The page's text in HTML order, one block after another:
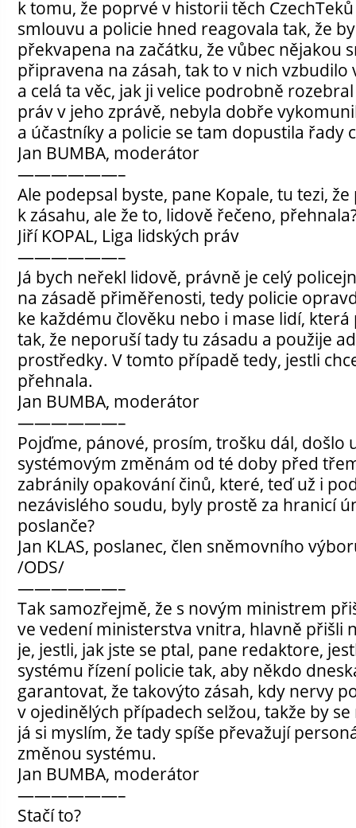
k tomu, že poprvé v historii těch
smlouvu a policie hned reagovala tak, že
překvapena na začátku, že vůbec nějakou
připravena na zásah, tak to v nich vzbudilo
a celá ta věc, jak ji velice podrobně
práv v jeho zprávě, nebyla dobře
a účastníky a policie se tam dopustila řady
Jan BUMBA, moderátor
——————–
Ale podepsal byste, pane Kopale, tu tezi,
k zásahu, ale že to, lidově řečeno,
Jiří KOPAL, Liga lidských práv
——————–
Já bych neřekl lidově, právně je celý
na zásadě přiměřenosti, tedy policie
ke každému člověku nebo i mase lidí,
tak, že neporuší tady tu zásadu a použije
prostředky. V tomto případě tedy, jestli
přehnala.
Jan BUMBA, moderátor
——————–
Pojďme, pánové, prosím, trošku dál, došlo
systémovým změnám od té doby před
zabránily opakování činů, které, teď už i
nezávislého soudu, byly prostě za hranicí
poslanče?
Jan KLAS, poslanec, člen sněmovního
/ODS/
——————–
Tak samozřejmě, že s novým ministrem
ve vedení ministerstva vnitra, hlavně přišli
je, jestli, jak jste se ptal, pane redaktore,
systému řízení policie tak, aby někdo
garantovat, že takovýto zásah, kdy nervy
v ojedinělých případech selžou, takže by
já si myslím, že tady spíše převažují
změnou systému.
Jan BUMBA, moderátor
——————–
Stačí to?